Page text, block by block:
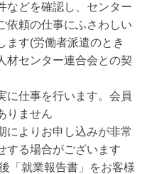
などを確認し、センター
依頼の仕事にふさわしい
ます(労働者派遣のとき
材センター連合会との契
に仕事を行います。会員
りません
によりお申し込みが非常
する場合がございます
「就業報告書」をお客様